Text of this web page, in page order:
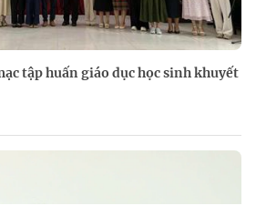
tập huấn giáo dục học sinh khuyết